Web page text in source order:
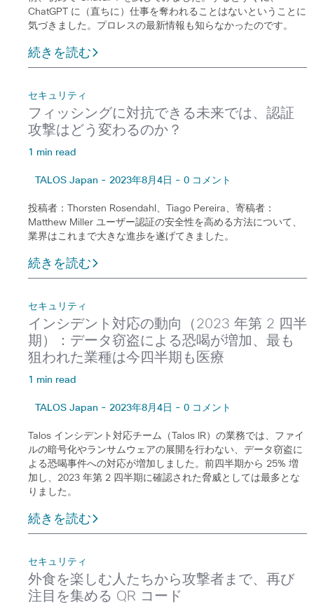
ChatGPT に（直ちに）仕事を奪われることはないということに
気づきました。プロレスの最新情報も知らなかったのです。
続きを読む
セキュリティ
フィッシングに対抗できる未来では、認証
攻撃はどう変わるのか？
1 min read
TALOS Japan - 2023年8月4日 - 0 コメント
投稿者：Thorsten Rosendahl、Tiago Pereira、寄稿者：
Matthew Miller ユーザー認証の安全性を高める方法について、
業界はこれまで大きな進歩を遂げてきました。
続きを読む
セキュリティ
インシデント対応の動向（2023 年第 2 四半
期）：データ窃盗による恐喝が増加、最も
狙われた業種は今四半期も医療
1 min read
TALOS Japan - 2023年8月4日 - 0 コメント
Talos インシデント対応チーム（Talos IR）の業務では、ファイ
ルの暗号化やランサムウェアの展開を行わない、データ窃盗に
よる恐喝事件への対応が増加しました。前四半期から 25% 増
加し、2023 年第 2 四半期に確認された脅威としては最多とな
りました。
続きを読む
セキュリティ
外食を楽しむ人たちから攻撃者まで、再び
注目を集める QR コード